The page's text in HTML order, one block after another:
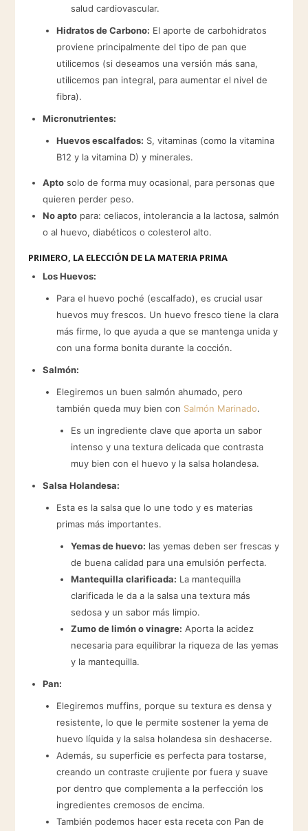
salud cardiovascular.
Hidratos de Carbono: El aporte de carbohidratos
proviene principalmente del tipo de pan que
utilicemos (si deseamos una versión más sana,
utilicemos pan integral, para aumentar el nivel de
fibra).
Micronutrientes:
Huevos escalfados: S, vitaminas (como la vitamina
B12 y la vitamina D) y minerales.
Aptosolo de forma muy ocasional, para personas que
quieren perder peso.
No aptopara: celiacos, intolerancia a la lactosa, salmón
o al huevo, diabéticos o colesterol alto.
PRIMERO, LA ELECCIÓN DE LA MATERIA PRIMA
Los Huevos:
Para el huevo poché (escalfado), es crucial usar
huevos muy frescos. Un huevo fresco tiene la clara
más firme, lo que ayuda a que se mantenga unida y
con una forma bonita durante la cocción.
Salmón:
Elegiremos un buen salmón ahumado, pero
también queda muy bien con Salmón Marinado.
Es un ingrediente clave que aporta un sabor
intenso y una textura delicada que contrasta
muy bien con el huevo y la salsa holandesa.
Salsa Holandesa:
Esta es la salsa que lo une todo y es materias
primas más importantes.
Yemas de huevo: las yemas deben ser frescas y
de buena calidad para una emulsión perfecta.
Mantequilla clarificada: La mantequilla
clarificada le da a la salsa una textura más
sedosa y un sabor más limpio.
Zumo de limón o vinagre: Aporta la acidez
necesaria para equilibrar la riqueza de las yemas
y la mantequilla.
Pan:
Elegiremos muffins, porque su textura es densa y
resistente, lo que le permite sostener la yema de
huevo líquida y la salsa holandesa sin deshacerse.
Además, su superficie es perfecta para tostarse,
creando un contraste crujiente por fuera y suave
por dentro que complementa a la perfección los
ingredientes cremosos de encima.
También podemos hacer esta receta con Pan de